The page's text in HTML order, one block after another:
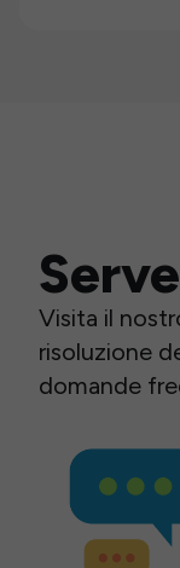
Visita il
risoluzione
domande